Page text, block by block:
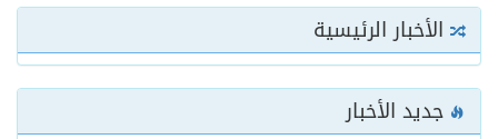
الأخبار الرئيسية
جديد الأخبار